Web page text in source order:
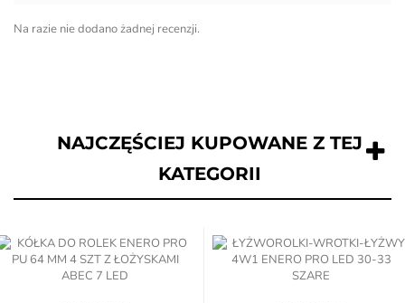
Na razie nie dodano żadnej recenzji.
NAJCZĘŚCIEJ KUPOWANE Z TEJ
KATEGORII